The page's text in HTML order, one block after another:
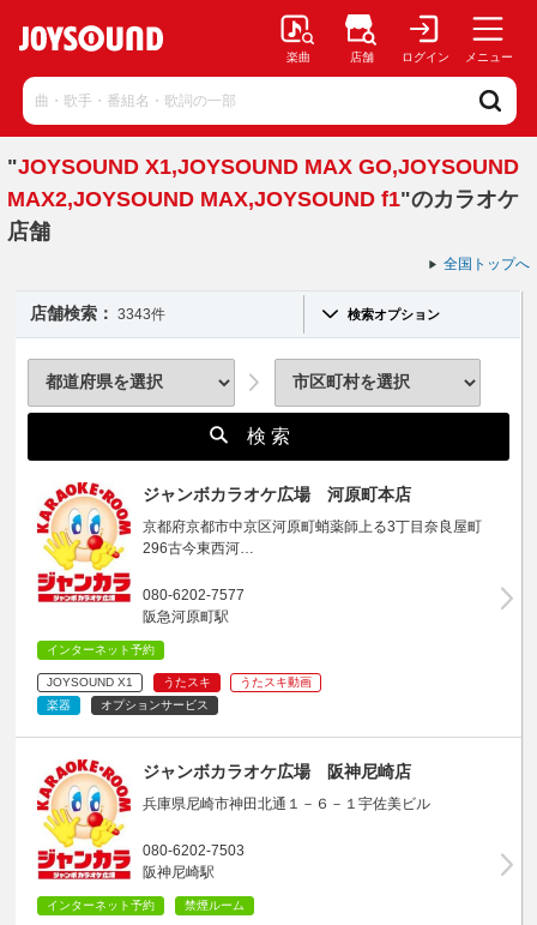
楽曲 店舗 ログイン メニュー
"JOYSOUND X1,JOYSOUND MAX GO,JOYSOUND
MAX2,JOYSOUND MAX,JOYSOUND f1"のカラオケ
店舗
全国トップへ
店舗検索： 3343件 検索オプション
検 索
ジャンボカラオケ広場 河原町本店
京都府京都市中京区河原町蛸薬師上る3丁目奈良屋町
296古今東西河…
080-6202-7577
阪急河原町駅
インターネット予約
JOYSOUND X1 うたスキ
うたスキ動画
楽器
オプションサービス
ジャンボカラオケ広場 阪神尼崎店
兵庫県尼崎市神田北通１－６－１宇佐美ビル
080-6202-7503
阪神尼崎駅
インターネット予約 禁煙ルーム